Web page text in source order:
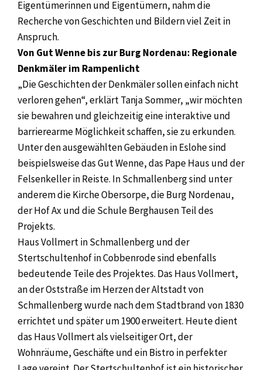
Eigentümerinnen und Eigentümern, nahm die
Recherche von Geschichten und Bildern viel Zeit in
Anspruch.
Von Gut Wenne bis zur Burg Nordenau: Regionale
Denkmäler im Rampenlicht
„Die Geschichten der Denkmäler sollen einfach nicht
verloren gehen“, erklärt Tanja Sommer, „wir möchten
sie bewahren und gleichzeitig eine interaktive und
barrierearme Möglichkeit schaffen, sie zu erkunden.
Unter den ausgewählten Gebäuden in Eslohe sind
beispielsweise das Gut Wenne, das Pape Haus und der
Felsenkeller in Reiste. In Schmallenberg sind unter
anderem die Kirche Obersorpe, die Burg Nordenau,
der Hof Ax und die Schule Berghausen Teil des
Projekts.
Haus Vollmert in Schmallenberg und der
Stertschultenhof in Cobbenrode sind ebenfalls
bedeutende Teile des Projektes. Das Haus Vollmert,
an der Oststraße im Herzen der Altstadt von
Schmallenberg wurde nach dem Stadtbrand von 1830
errichtet und später um 1900 erweitert. Heute dient
das Haus Vollmert als vielseitiger Ort, der
Wohnräume, Geschäfte und ein Bistro in perfekter